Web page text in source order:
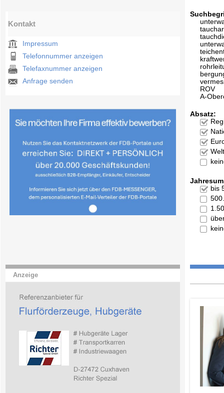
Kontakt
Impressum
Telefonnummer anzeigen
Telefaxnummer anzeigen
Anfrage senden
Anzeige
ROV
A-
Absatz:
bis